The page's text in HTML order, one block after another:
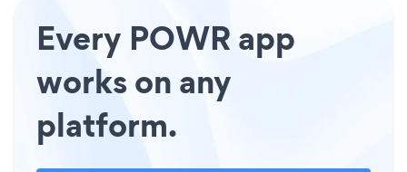
Every POWR app
works on any
platform.